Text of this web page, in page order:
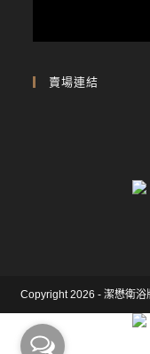
賣場連結
Copyright 2026 - 潔懋衛浴